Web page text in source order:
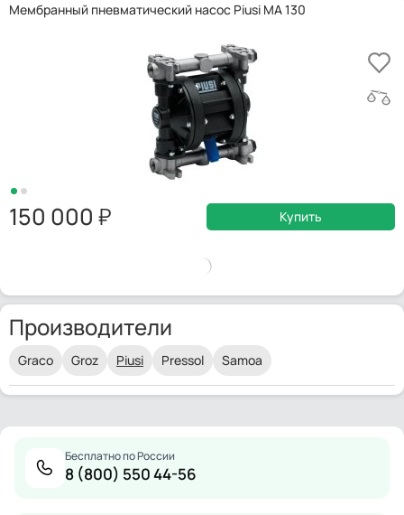
Мембранный пневматический насос Piusi MA 130
150 000 Купить
Производители
Graco Groz Piusi Pressol Samoa
Бесплатно по России
8 (800) 550 44-56